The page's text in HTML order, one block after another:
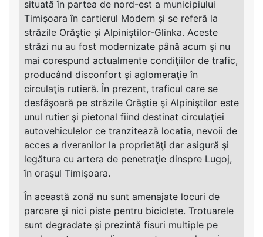
situată în partea de nord-est a municipiului
Timişoara în cartierul Modern şi se referă la
străzile Orăştie şi Alpiniştilor-Glinka. Aceste
străzi nu au fost modernizate până acum şi nu
mai corespund actualmente condiţiilor de trafic,
producând disconfort şi aglomeraţie în
circulaţia rutieră. În prezent, traficul care se
desfăşoară pe străzile Orăştie şi Alpiniştilor este
unul rutier şi pietonal fiind destinat circulaţiei
autovehiculelor ce tranzitează locatia, nevoii de
acces a riveranilor la proprietăţi dar asigură şi
legătura cu artera de penetraţie dinspre Lugoj,
în oraşul Timişoara.
În această zonă nu sunt amenajate locuri de
parcare şi nici piste pentru biciclete. Trotuarele
sunt degradate şi prezintă fisuri multiple pe